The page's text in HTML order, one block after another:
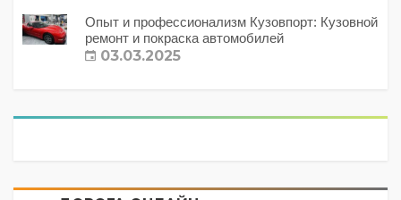
Опыт и профессионализм Кузовпорт: Кузовной
ремонт и покраска автомобилей
03.03.2025